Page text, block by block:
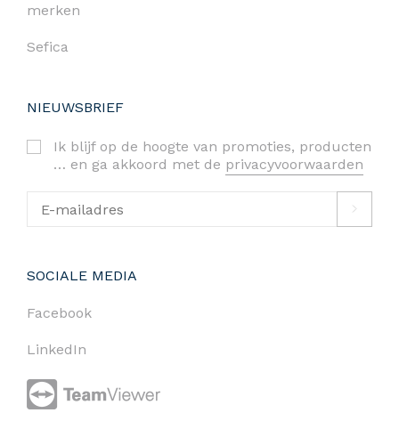
merken
Sefica
NIEUWSBRIEF
Ik blijf op de hoogte van promoties, producten
… en ga akkoord met de privacyvoorwaarden
SOCIALE MEDIA
Facebook
LinkedIn